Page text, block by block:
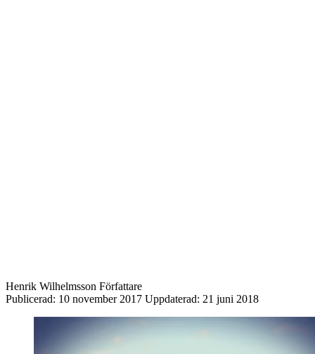
Henrik Wilhelmsson Författare
Publicerad: 10 november 2017 Uppdaterad: 21 juni 2018